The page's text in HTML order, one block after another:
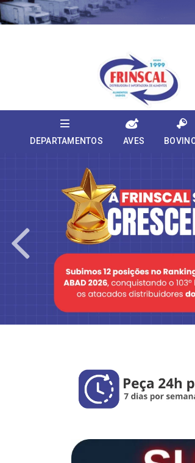
DEPARTAMENTOS AVES